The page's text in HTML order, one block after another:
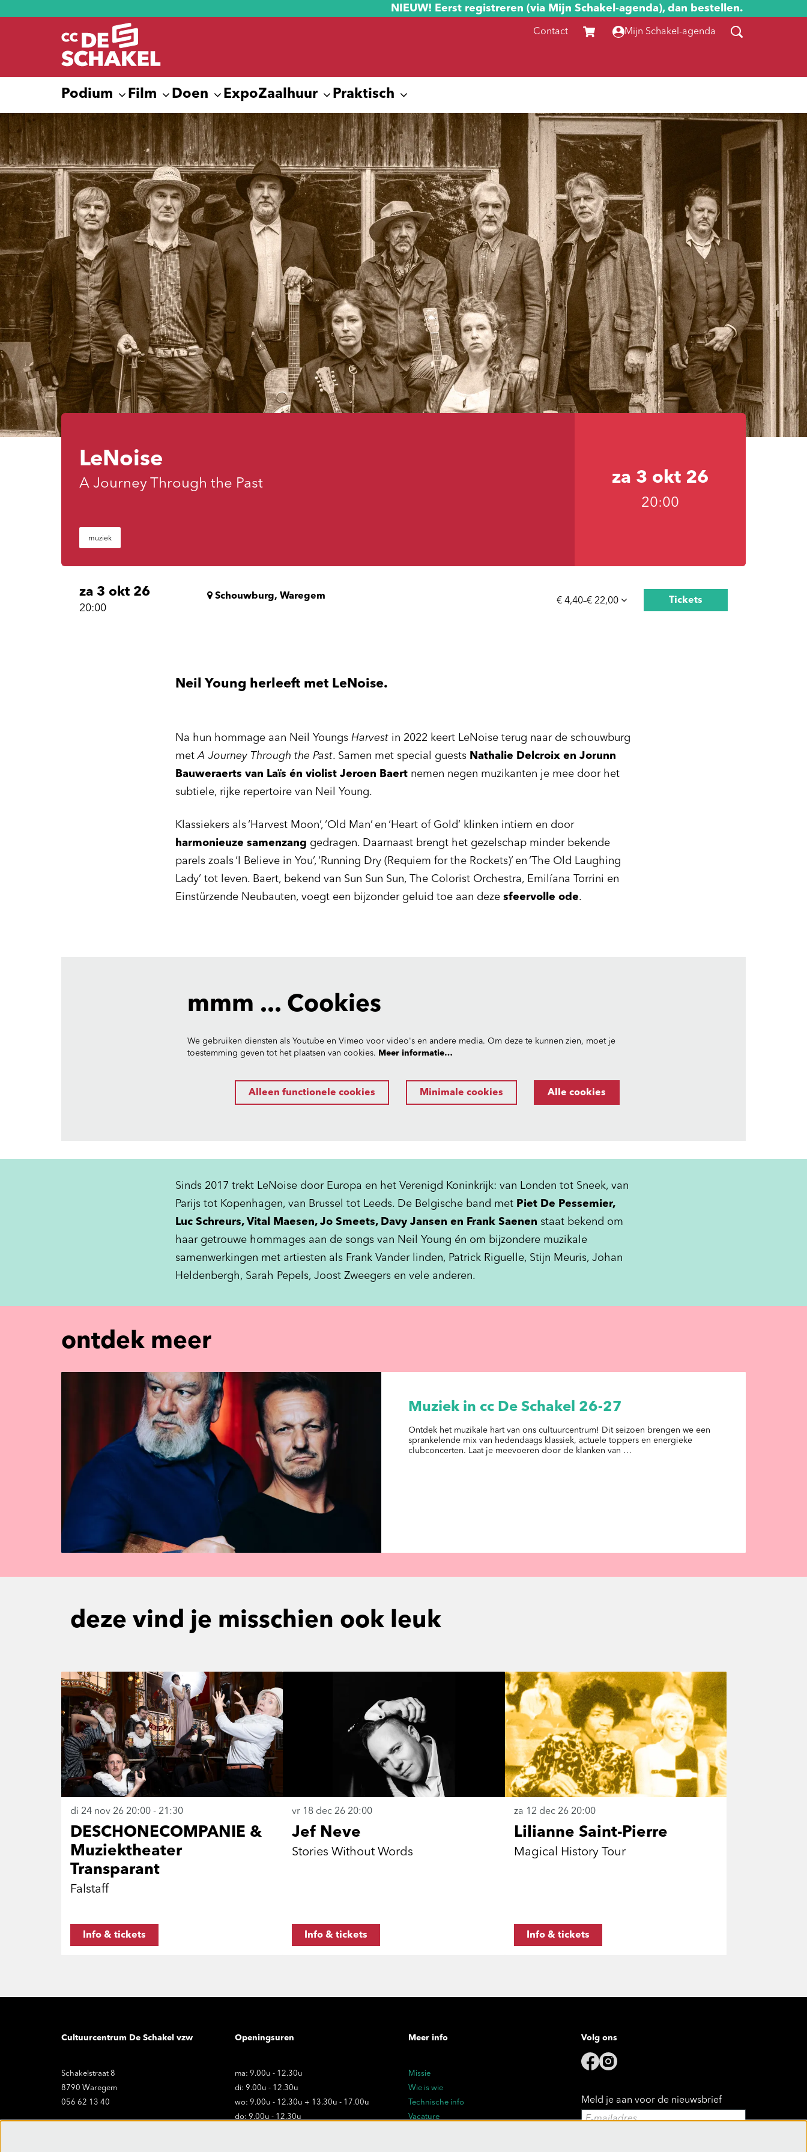
NIEUW! Eerst registreren (via Mijn Schakel-agenda), dan bestellen.
Contact Mijn Schakel-agenda
Podium Film Doen ExpoZaalhuur Praktisch
LeNoise
A Journey Through the Past
muziek
za 3 okt 26
20:00
za 3 okt 26
20:00
Schouwburg, Waregem € 4,40–€ 22,00 Tickets
Neil Young herleeft met LeNoise.
Na hun hommage aan Neil Youngs Harvest in 2022 keert LeNoise terug naar de schouwburg
met A Journey Through the Past. Samen met special guests Nathalie Delcroix en Jorunn
Bauweraerts van Laïs én violist Jeroen Baert nemen negen muzikanten je mee door het
subtiele, rijke repertoire van Neil Young.
Klassiekers als ‘Harvest Moon’, ‘Old Man’ en ‘Heart of Gold’ klinken intiem en door
harmonieuze samenzang gedragen. Daarnaast brengt het gezelschap minder bekende
parels zoals ‘I Believe in You’, ‘Running Dry (Requiem for the Rockets)’ en ‘The Old Laughing
Lady’ tot leven. Baert, bekend van Sun Sun Sun, The Colorist Orchestra, Emilíana Torrini en
Einstürzende Neubauten, voegt een bijzonder geluid toe aan deze sfeervolle ode.
mmm ... Cookies
We gebruiken diensten als Youtube en Vimeo voor video's en andere media. Om deze te kunnen zien, moet je
toestemming geven tot het plaatsen van cookies. Meer informatie…
Alleen functionele cookies Minimale cookies Alle cookies
Sinds 2017 trekt LeNoise door Europa en het Verenigd Koninkrijk: van Londen tot Sneek, van
Parijs tot Kopenhagen, van Brussel tot Leeds. De Belgische band met Piet De Pessemier,
Luc Schreurs, Vital Maesen, Jo Smeets, Davy Jansen en Frank Saenen staat bekend om
haar getrouwe hommages aan de songs van Neil Young én om bijzondere muzikale
samenwerkingen met artiesten als Frank Vander linden, Patrick Riguelle, Stijn Meuris, Johan
Heldenbergh, Sarah Pepels, Joost Zweegers en vele anderen.
ontdek meer
Muziek in cc De Schakel 26-27
Ontdek het muzikale hart van ons cultuurcentrum! Dit seizoen brengen we een
sprankelende mix van hedendaags klassiek, actuele toppers en energieke
clubconcerten. Laat je meevoeren door de klanken van …
deze vind je misschien ook leuk
DESCHONECOMPANIE &
Muziektheater
Transparant
Falstaff
di 24 nov 26 20:00 - 21:30
Info & tickets
Jef Neve
Stories Without Words
vr 18 dec 2620:00
Info & tickets
Lilianne Saint-Pierre
Magical History Tour
za 12 dec 26 20:00
Info & tickets
Cultuurcentrum De Schakel vzw
Schakelstraat 8
8790 Waregem
056 62 13 40
Openingsuren
ma: 9.00u - 12.30u
di: 9.00u - 12.30u
wo: 9.00u - 12.30u + 13.30u - 17.00u
do: 9.00u - 12.30u
Meer info
Missie
Wie is wie
Technische info
Vacature
Volg ons
Meld je aan voor de nieuwsbrief